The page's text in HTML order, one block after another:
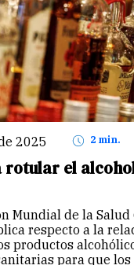
2025 2 min.
rotular el
Mundial de la
respecto a la
productos
para que